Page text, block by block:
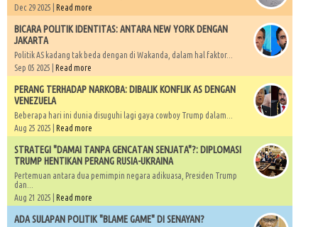
Dec 29 2025 | Read more
BICARA POLITIK IDENTITAS: ANTARA NEW YORK DENGAN
JAKARTA
Politik AS kadang tak beda dengan di Wakanda, dalam hal faktor...
Sep 05 2025 | Read more
PERANG TERHADAP NARKOBA: DIBALIK KONFLIK AS DENGAN
VENEZUELA
Beberapa hari ini dunia disuguhi lagi gaya cowboy Trump dalam...
Aug 25 2025 | Read more
STRATEGI "DAMAI TANPA GENCATAN SENJATA"?: DIPLOMASI
TRUMP HENTIKAN PERANG RUSIA-UKRAINA
Pertemuan antara dua pemimpin negara adikuasa, Presiden Trump
dan...
Aug 21 2025 | Read more
ADA SULAPAN POLITIK "BLAME GAME" DI SENAYAN?